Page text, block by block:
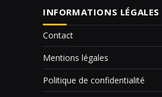
INFORMATIONS LÉGALES
Contact
Mentions légales
Politique de confidentialité